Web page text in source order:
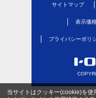
サイトマップ
表示価
プライバシーポリ
当サイトはクッキー(cookie)を